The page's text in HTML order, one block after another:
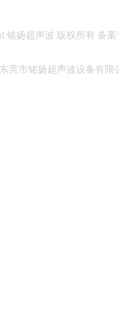
铭扬超声波 版权所有 备
莞市铭扬超声波设备有